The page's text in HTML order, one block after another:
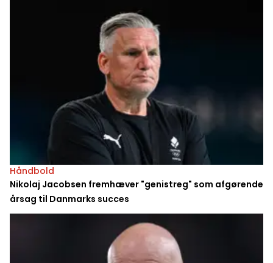
Håndbold
Nikolaj Jacobsen fremhæver "genistreg" som afgørende
årsag til Danmarks succes